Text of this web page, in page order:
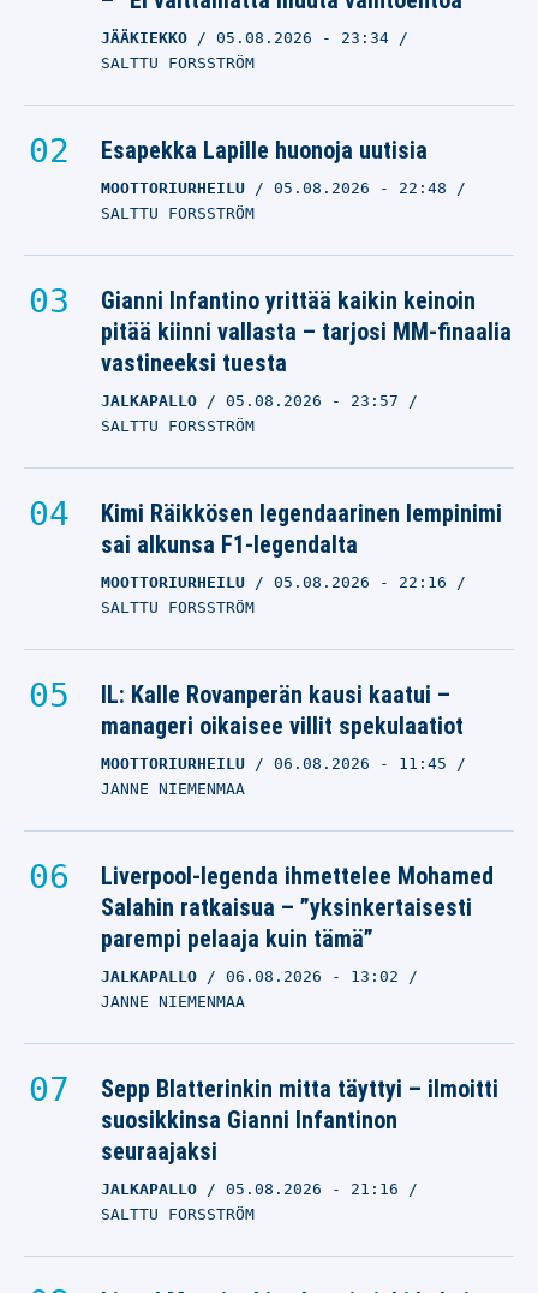
JÄÄKIEKKO 05.08.2026 - 23:34
SALTTU FORSSTRÖM
Esapekka Lapille huonoja uutisia
MOOTTORIURHEILU 05.08.2026 - 22:48
SALTTU FORSSTRÖM
Gianni Infantino yrittää kaikin keinoin
pitää kiinni vallasta – tarjosi MM-finaalia
vastineeksi tuesta
JALKAPALLO 05.08.2026 - 23:57
SALTTU FORSSTRÖM
Kimi Räikkösen legendaarinen lempinimi
sai alkunsa F1-legendalta
MOOTTORIURHEILU 05.08.2026 - 22:16
SALTTU FORSSTRÖM
IL: Kalle Rovanperän kausi kaatui –
manageri oikaisee villit spekulaatiot
MOOTTORIURHEILU 06.08.2026 - 11:45
JANNE NIEMENMAA
Liverpool-legenda ihmettelee Mohamed
Salahin ratkaisua – ”yksinkertaisesti
parempi pelaaja kuin tämä”
JALKAPALLO 06.08.2026 - 13:02
JANNE NIEMENMAA
Sepp Blatterinkin mitta täyttyi – ilmoitti
suosikkinsa Gianni Infantinon
seuraajaksi
JALKAPALLO 05.08.2026 - 21:16
SALTTU FORSSTRÖM